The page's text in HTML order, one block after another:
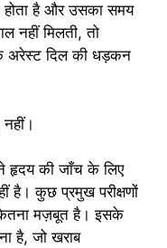
होता है और उसका समय
नहीं मिलती, तो
अरेस्ट दिल की धड़कन
हृदय की जाँच के लिए
है। कुछ प्रमुख परीक्षणों
मज़बूत है। इसके
है, जो खराब